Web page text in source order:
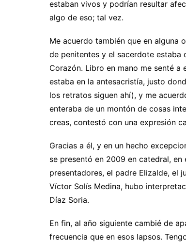
estaban vivos y podrían resultar
algo de eso; tal vez.
Me acuerdo también que en alguna
de penitentes y el sacerdote estaba
Corazón. Libro en mano me senté
estaba en la antesacristía, justo
los retratos siguen ahí), y me
enteraba de un montón de cosas
creas, contestó con una expresión
Gracias a él, y en un hecho
se presentó en 2009 en catedral,
presentadores, el padre Elizalde, el
Víctor Solís Medina, hubo
Díaz Soria.
En fin, al año siguiente cambié de
frecuencia que en esos lapsos.